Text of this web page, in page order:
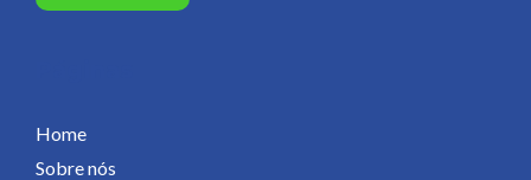
Home
Sobre nós